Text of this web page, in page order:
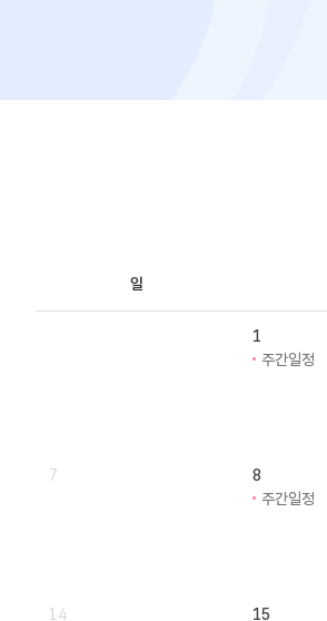
일
1
주간일정
7
8
주간일정
14 15